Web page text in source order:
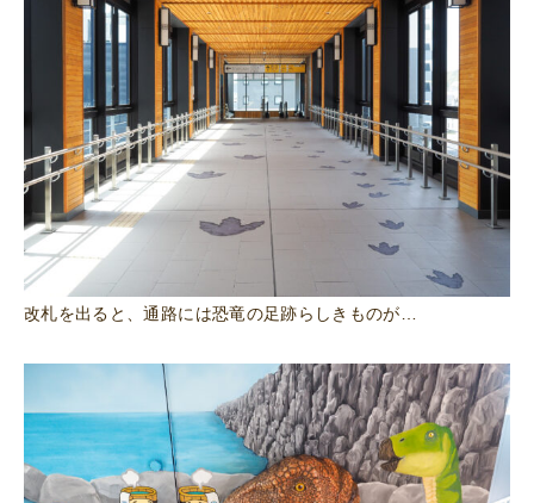
改札を出ると、通路には恐竜の足跡らしきものが…